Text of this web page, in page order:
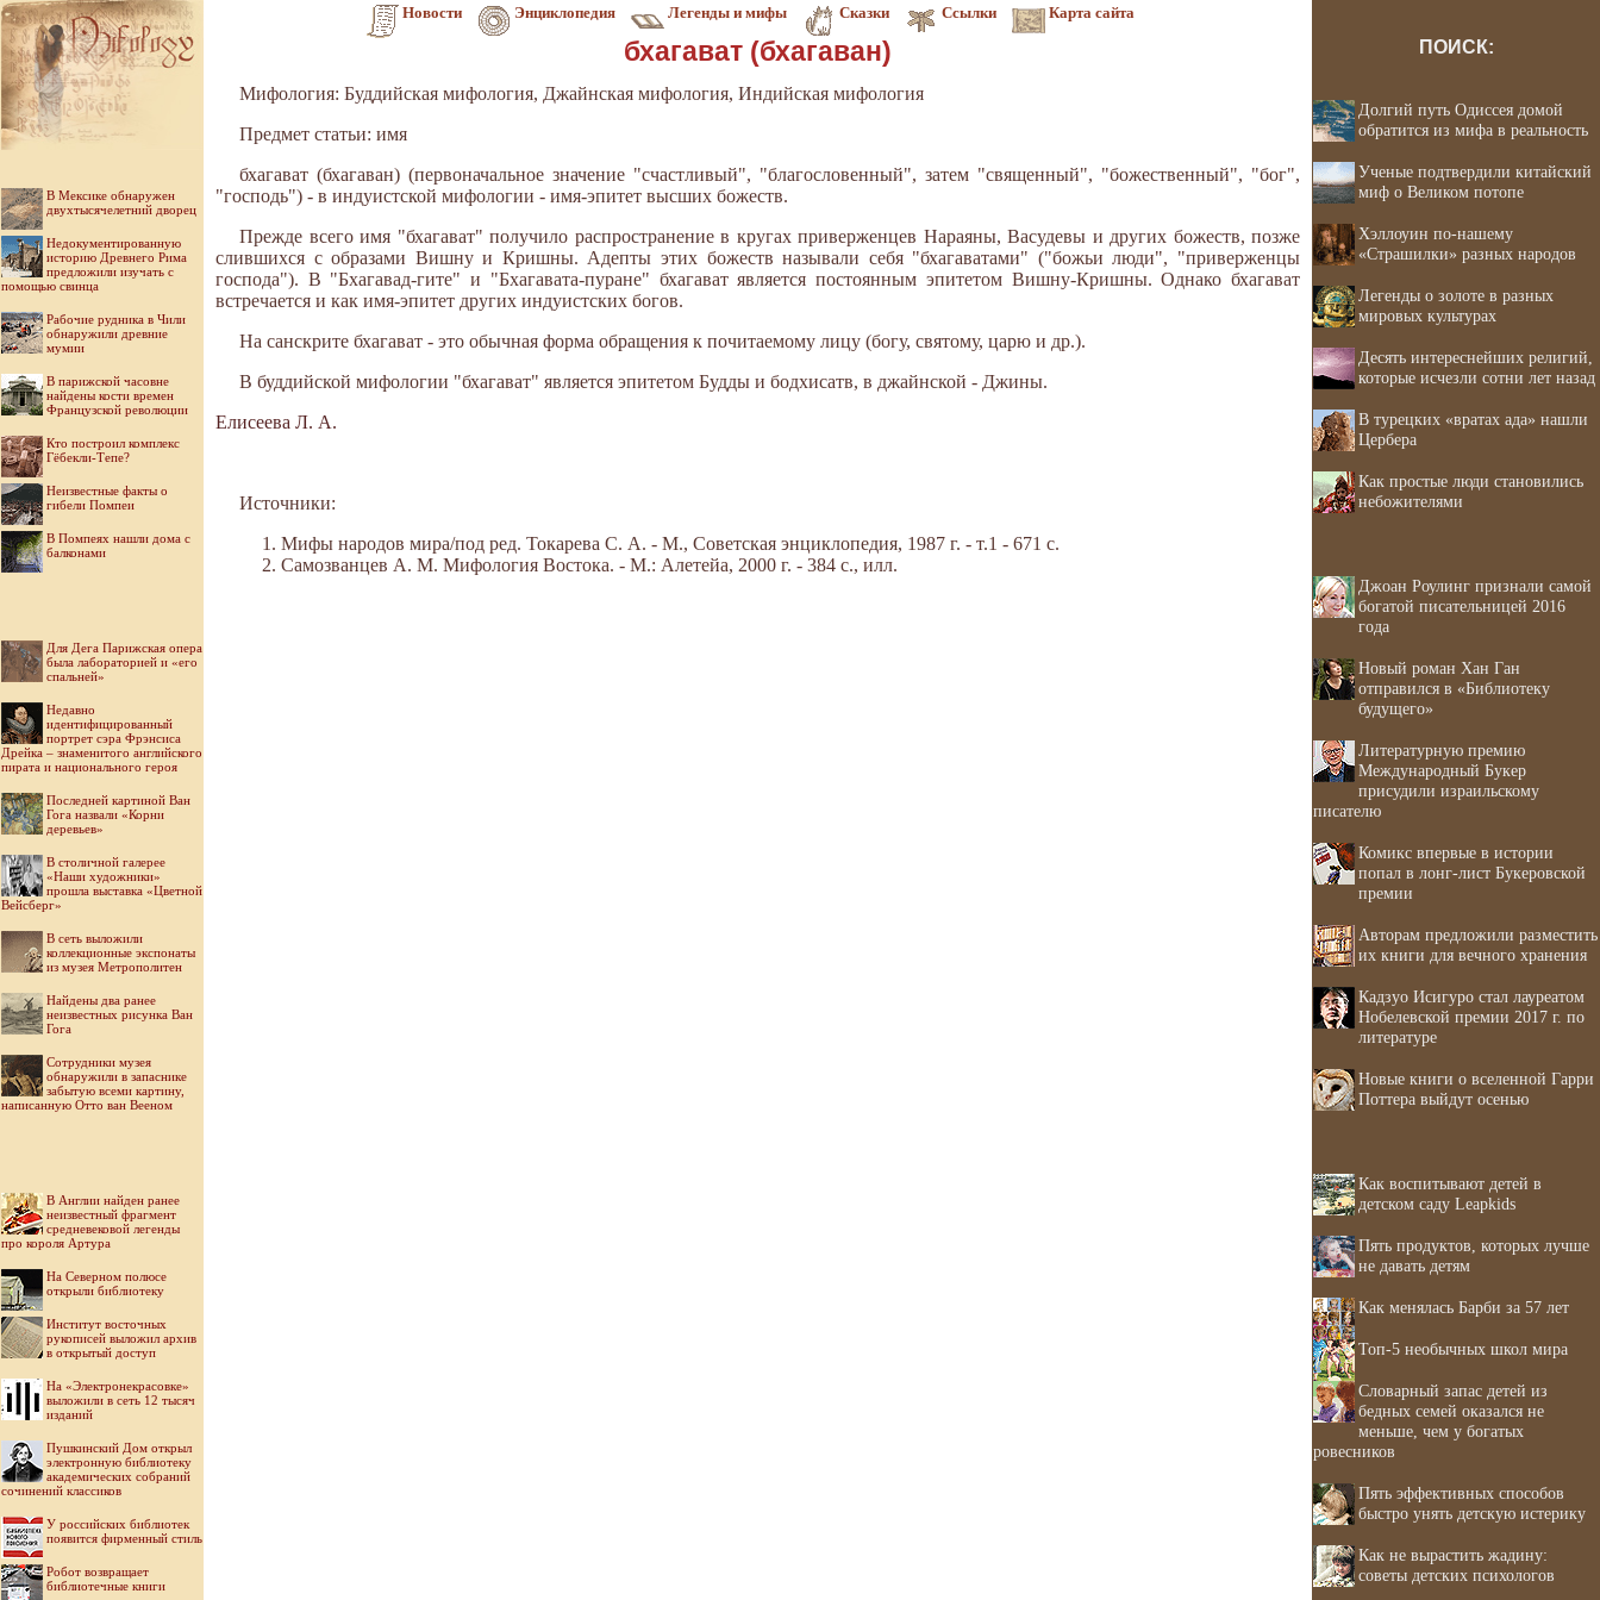
Новости Энциклопедия Легенды и мифы Сказки Ссылки Карта сайта
В Мексике обнаружен
двухтысячелетний дворец
Недокументированную
историю Древнего Рима
предложили изучать с
помощью свинца
Рабочие рудника в Чили
обнаружили древние
мумии
В парижской часовне
найдены кости времен
Французской революции
Кто построил комплекс
Гёбекли-Тепе?
Неизвестные факты о
гибели Помпеи
В Помпеях нашли дома с
балконами
Для Дега Парижская опера
была лабораторией и «его
спальней»
Недавно
идентифицированный
портрет сэра Фрэнсиса
Дрейка – знаменитого английского
пирата и национального героя
Последней картиной Ван
Гога назвали «Корни
деревьев»
В столичной галерее
«Наши художники»
прошла выставка «Цветной
Вейсберг»
В сеть выложили
коллекционные экспонаты
из музея Метрополитен
Найдены два ранее
неизвестных рисунка Ван
Гога
Cотрудники музея
обнаружили в запаснике
забытую всеми картину,
написанную Отто ван Вееном
В Англии найден ранее
неизвестный фрагмент
средневековой легенды
про короля Артура
На Северном полюсе
открыли библиотеку
Институт восточных
рукописей выложил архив
в открытый доступ
На «Электронекрасовке»
выложили в сеть 12 тысяч
изданий
Пушкинский Дом открыл
электронную библиотеку
академических собраний
сочинений классиков
У российских библиотек
появится фирменный стиль
Робот возвращает
библиотечные книги
бхагават (бхагаван)
Мифология: Буддийская мифология, Джайнская мифология, Индийская мифология
Предмет статьи: имя
бхагават (бхагаван) (первоначальное значение "счастливый", "благословенный", затем "священный", "божественный", "бог",
"господь") - в индуистской мифологии - имя-эпитет высших божеств.
Прежде всего имя "бхагават" получило распространение в кругах приверженцев Нараяны, Васудевы и других божеств, позже
слившихся с образами Вишну и Кришны. Адепты этих божеств называли себя "бхагаватами" ("божьи люди", "приверженцы
господа"). В "Бхагавад-гите" и "Бхагавата-пуране" бхагават является постоянным эпитетом Вишну-Кришны. Однако бхагават
встречается и как имя-эпитет других индуистских богов.
На санскрите бхагават - это обычная форма обращения к почитаемому лицу (богу, святому, царю и др.).
В буддийской мифологии "бхагават" является эпитетом Будды и бодхисатв, в джайнской - Джины.
Елисеева Л. А.
Источники:
Мифы народов мира/под ред. Токарева С. А. - М., Советская энциклопедия, 1987 г. - т.1 - 671 с.
Самозванцев А. М. Мифология Востока. - М.: Алетейа, 2000 г. - 384 с., илл.
ПОИСК:
Долгий путь Одиссея домой
обратится из мифа в реальность
Ученые подтвердили китайский
миф о Великом потопе
Хэллоуин по-нашему
«Страшилки» разных народов
Легенды о золоте в разных
мировых культурах
Десять интереснейших религий,
которые исчезли сотни лет назад
В турецких «вратах ада» нашли
Цербера
Как простые люди становились
небожителями
Джоан Роулинг признали самой
богатой писательницей 2016
года
Новый роман Хан Ган
отправился в «Библиотеку
будущего»
Литературную премию
Международный Букер
присудили израильскому
писателю
Комикс впервые в истории
попал в лонг-лист Букеровской
премии
Авторам предложили разместить
их книги для вечного хранения
Кадзуо Исигуро стал лауреатом
Нобелевской премии 2017 г. по
литературе
Новые книги о вселенной Гарри
Поттера выйдут осенью
Как воспитывают детей в
детском саду Leapkids
Пять продуктов, которых лучше
не давать детям
Как менялась Барби за 57 лет
Топ-5 необычных школ мира
Словарный запас детей из
бедных семей оказался не
меньше, чем у богатых
ровесников
Пять эффективных способов
быстро унять детскую истерику
Как не вырастить жадину:
советы детских психологов